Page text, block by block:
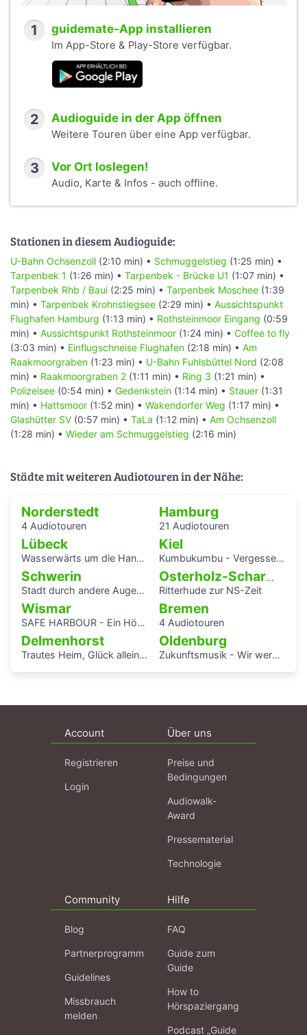
1 guidemate-App installieren
Im App-Store & Play-Store verfügbar.
2 Audioguide in der App öffnen
Weitere Touren über eine App verfügbar.
3 Vor Ort loslegen!
Audio, Karte & Infos - auch offline.
Stationen in diesem Audioguide:
U-Bahn Ochsenzoll (2:10 min) • Schmuggelstieg (1:25 min) •
Tarpenbek 1 (1:26 min) • Tarpenbek - Brücke U1 (1:07 min) •
Tarpenbek Rhb / Baui (2:25 min) • Tarpenbek Moschee (1:39
min) • Tarpenbek Krohnstiegsee (2:29 min) • Aussichtspunkt
Flughafen Hamburg (1:13 min) • Rothsteinmoor Eingang (0:59
min) • Aussichtspunkt Rothsteinmoor (1:24 min) • Coffee to fly
(3:03 min) • Einflugschneise Flughafen (2:18 min) • Am
Raakmoorgraben (1:23 min) • U-Bahn Fuhlsbüttel Nord (2:08
min) • Raakmoorgraben 2 (1:11 min) • Ring 3 (1:21 min) •
Polizeisee (0:54 min) • Gedenkstein (1:14 min) • Stauer (1:31
min) • Hattsmoor (1:52 min) • Wakendorfer Weg (1:17 min) •
Glashütter SV (0:57 min) • TaLa (1:12 min) • Am Ochsenzoll
(1:28 min) • Wieder am Schmuggelstieg (2:16 min)
Städte mit weiteren Audiotouren in der Nähe:
Norderstedt
4 Audiotouren
Hamburg
21 Audiotouren
Lübeck
Wasserwärts um die Hansestadt Lübek herum
Kiel
Kumbukumbu - Vergessenen Stimmen auf der Spur
Schwerin
Stadt durch andere Augen - Schwerin Dreesch
Osterholz-Scharmbeck
Ritterhude zur NS-Zeit
Wismar
SAFE HARBOUR - Ein Hörspaziergang über Migrationsgeschichte
Bremen
4 Audiotouren
Delmenhorst
Trautes Heim, Glück allein - interaktiver Audiowalk zum Einfamilienhaus von Katrin Bretschneider &Company
Oldenburg
Zukunftsmusik - Wir werden uns erinnert haben.
Account
Registrieren
Login
Über uns
Preise und
Bedingungen
Audiowalk-
Award
Pressematerial
Technologie
Community
Blog
Partnerprogramm
Guidelines
Missbrauch
melden
Hilfe
FAQ
Guide zum
Guide
How to
Hörspaziergang
Podcast „Guide